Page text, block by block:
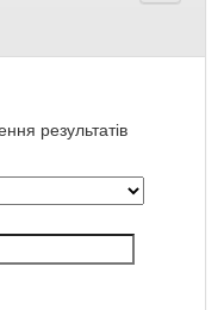
результатів